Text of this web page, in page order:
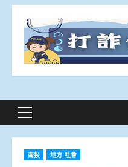
Primary
南投 地方.社會